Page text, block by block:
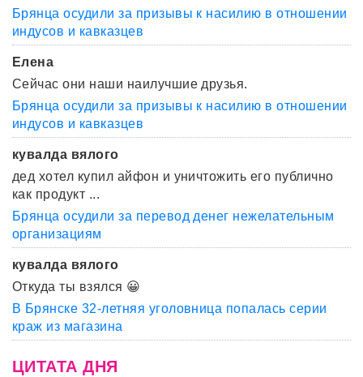
Брянца осудили за призывы к насилию в отношении
индусов и кавказцев
Елена
Сейчас они наши наилучшие друзья.
Брянца осудили за призывы к насилию в отношении
индусов и кавказцев
кувалда вялого
дед хотел купил айфон и уничтожить его публично
как продукт ...
Брянца осудили за перевод денег нежелательным
организациям
кувалда вялого
Откуда ты взялся 😀
В Брянске 32-летняя уголовница попалась серии
краж из магазина
ЦИТАТА ДНЯ